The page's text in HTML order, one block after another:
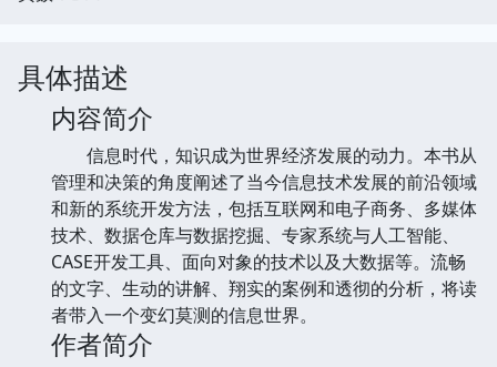
具体描述
内容简介
信息时代，知识成为世界经济发展的动力。本书从
管理和决策的角度阐述了当今信息技术发展的前沿领域
和新的系统开发方法，包括互联网和电子商务、多媒体
技术、数据仓库与数据挖掘、专家系统与人工智能、
CASE开发工具、面向对象的技术以及大数据等。流畅
的文字、生动的讲解、翔实的案例和透彻的分析，将读
者带入一个变幻莫测的信息世界。
作者简介